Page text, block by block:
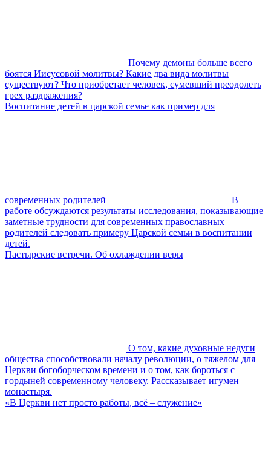
Почему демоны больше всего
боятся Иисусовой молитвы? Какие два вида молитвы
существуют? Что приобретает человек, сумевший преодолеть
грех раздражения?
Воспитание детей в царской семье как пример для
современных родителей
В
работе обсуждаются результаты исследования, показывающие
заметные трудности для современных православных
родителей следовать примеру Царской семьи в воспитании
детей.
Пастырские встречи. Об охлаждении веры
О том, какие духовные недуги
общества способствовали началу революции, о тяжелом для
Церкви богоборческом времени и о том, как бороться с
гордыней современному человеку. Рассказывает игумен
монастыря.
«В Церкви нет просто работы, всё – служение»